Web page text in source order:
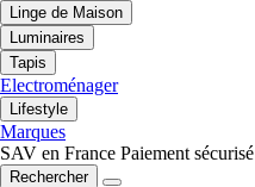
Linge de Maison
Luminaires
Tapis
Electroménager
Lifestyle
Marques
SAV en France Paiement sécurisé
Rechercher